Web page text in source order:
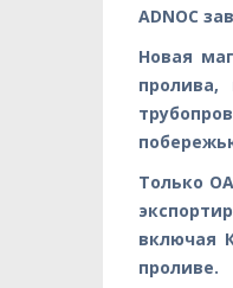
ADNOC
Новая
Только
включая
проливе.